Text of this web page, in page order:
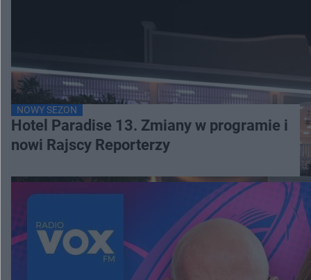
NOWY SEZON
Hotel Paradise 13. Zmiany w programie i
nowi Rajscy Reporterzy